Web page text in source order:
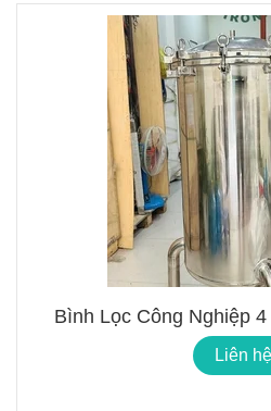
Bình Lọc Công Nghiệp
Liên hệ